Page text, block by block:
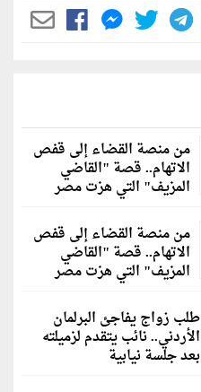
من منصة القضاء إلى قفص
الاتهام.. قصة "القاضي
المزيف" التي هزت مصر
من منصة القضاء إلى قفص
الاتهام.. قصة "القاضي
المزيف" التي هزت مصر
طلب زواج يفاجئ البرلمان
الأردني.. نائب يتقدم لزميلته
بعد جلسة نيابية